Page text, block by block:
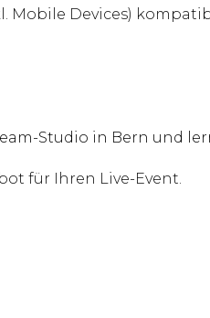
Devices)
Studio in Bern und
für Ihren Live-Event.